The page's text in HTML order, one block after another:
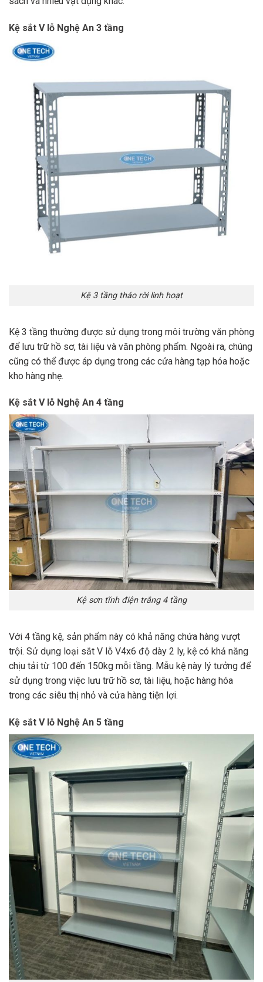
Kệ sắt V lỗ Nghệ An 3 tầng
Kệ 3 tầng tháo rời linh hoạt
Kệ 3 tầng thường được sử dụng trong môi trường văn phòng
để lưu trữ hồ sơ, tài liệu và văn phòng phẩm. Ngoài ra, chúng
cũng có thể được áp dụng trong các cửa hàng tạp hóa hoặc
kho hàng nhẹ.
Kệ sắt V lỗ Nghệ An 4 tầng
Kệ sơn tĩnh điện trắng 4 tầng
Với 4 tầng kệ, sản phẩm này có khả năng chứa hàng vượt
trội. Sử dụng loại sắt V lỗ V4x6 độ dày 2 ly, kệ có khả năng
chịu tải từ 100 đến 150kg mỗi tầng. Mẫu kệ này lý tưởng để
sử dụng trong việc lưu trữ hồ sơ, tài liệu, hoặc hàng hóa
trong các siêu thị nhỏ và cửa hàng tiện lợi.
Kệ sắt V lỗ Nghệ An 5 tầng